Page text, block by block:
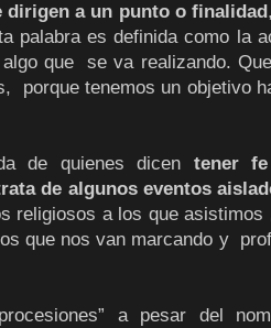
a un punto o finalidad
palabra es definida como la
que se va realizando.
porque tenemos un objetivo
de quienes dicen tener fe
de algunos eventos
a los que asistimos
que nos van marcando y
a pesar del